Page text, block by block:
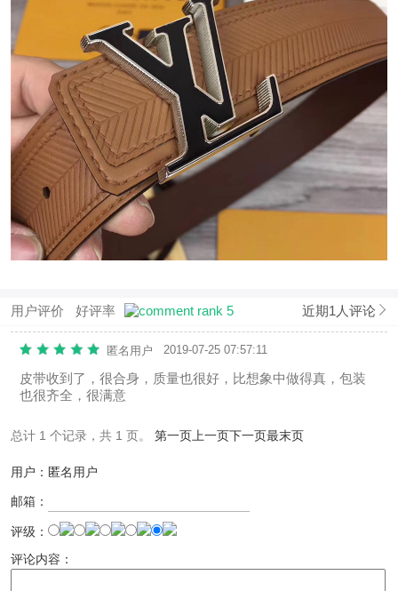
用户评价 好评率 近期1人评论
匿名用户 2019-07-25 07:57:11
皮带收到了，很合身，质量也很好，比想象中做得真，包装
也很齐全，很满意
总计 1 个记录，共 1 页。 第一页 上一页下一页最末页
用户：匿名用户
邮箱：
评级：
评论内容：